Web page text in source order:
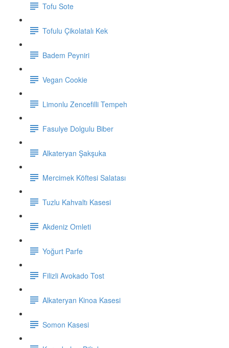
Tofu Sote
Tofulu Çikolatalı Kek
Badem Peyniri
Vegan Cookie
Limonlu Zencefilli Tempeh
Fasulye Dolgulu Biber
Alkateryan Şakşuka
Mercimek Köftesi Salatası
Tuzlu Kahvaltı Kasesi
Akdeniz Omleti
Yoğurt Parfe
Filizli Avokado Tost
Alkateryan Kinoa Kasesi
Somon Kasesi